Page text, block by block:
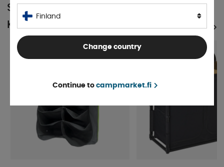
SAMASSA
KATEGORIASSA
KATSO KAIKKI TUOTTEET
5%
Finland
Change country
Continue to campmarket.fi